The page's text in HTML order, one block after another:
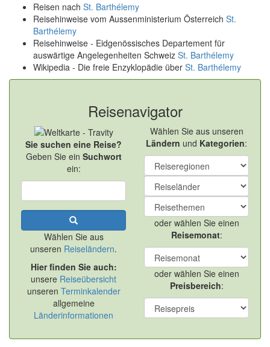
Reisen nach St. Barthélemy
Reisehinweise vom Aussenministerium Österreich St.
Barthélemy
Reisehinweise - Eidgenössisches Departement für
auswärtige Angelegenheiten Schweiz St. Barthélemy
Wikipedia - Die freie Enzyklopädie über St. Barthélemy
Reisenavigator
Sie suchen eine Reise?
Geben Sie ein Suchwort
ein:
Wählen Sie aus
unseren Reiseländern.
Hier finden Sie auch:
unsere Reiseübersicht
unseren Terminkalender
allgemeine
Länderinformationen
Wählen Sie aus unseren
Ländern und Kategorien:
oder wählen Sie einen
Reisemonat:
oder wählen Sie einen
Preisbereich: